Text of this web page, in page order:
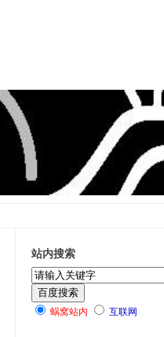
站内搜索
蜗窝站内 互联网